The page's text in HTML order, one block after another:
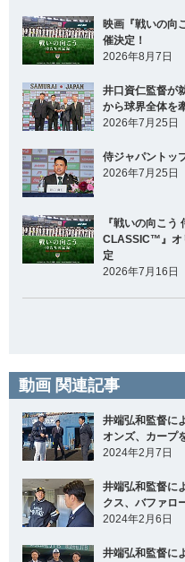
映画『戦いの向
催決定！
2026年8月7日
井口資仁監督が
から球界全体を
2026年7月25日
侍ジャパントッ
2026年7月25日
『戦いの向こ
CLASSIC™』オ
定
2026年7月16日
動画 関連記事
井端弘和監督に
オンズ、カープ
2024年2月7日
井端弘和監督に
クス、バファロ
2024年2月6日
井端弘和監督に